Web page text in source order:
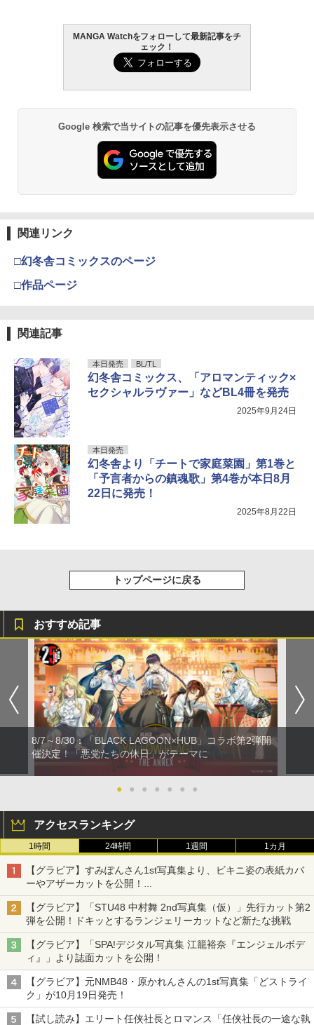
MANGA Watchをフォローして最新記事をチ
ェック！
Google 検索で当サイトの記事を優先表示させる
関連リンク
□幻冬舎コミックスのページ
□作品ページ
関連記事
本日発売 BL/TL
幻冬舎コミックス、「アロマンティック×
セクシャルラヴァー」などBL4冊を発売
2025年9月24日
本日発売
幻冬舎より「チートで家庭菜園」第1巻と
「予言者からの鎮魂歌」第4巻が本日8月
22日に発売！
2025年8月22日
トップページに戻る
おすすめ記事
8/7～8/30：「BLACK LAGOON×HUB」コラボ第2弾開
催決定！「悪党たちの休日」がテーマに
● ● ● ● ● ● ●
アクセスランキング
1時間 24時間 1週間 1カ月
【グラビア】すみぽんさん1st写真集より、ビキニ姿の表紙カバ
ーやアザーカットを公開！
タイトルは「offcourt（オフコート）」に決定
【グラビア】「STU48 中村舞 2nd写真集（仮）」先行カット第2
弾を公開！ドキッとするランジェリーカットなど新たな挑戦
【グラビア】「SPA!デジタル写真集 江籠裕奈『エンジェルボデ
ィ』」より誌面カットを公開！
【グラビア】元NMB48・原かれんさんの1st写真集「どストライ
ク」が10月19日発売！
【試し読み】エリート任侠社長とロマンス「任侠社長の一途な執